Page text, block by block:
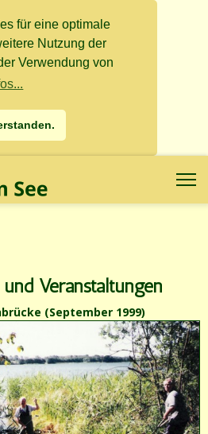
für eine optimale
Nutzung der
Verwendung von
Veranstaltungen
(September 1999)